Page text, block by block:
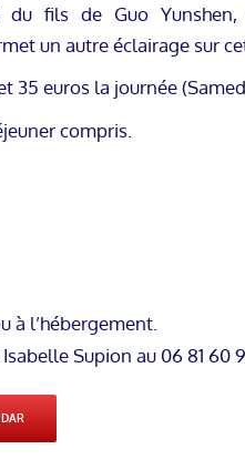
du fils de Guo
un autre éclairage sur
35 euros la journée
compris.
à l’hébergement.
Supion au 06 81 60